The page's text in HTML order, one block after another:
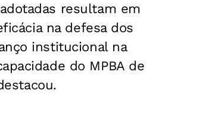
resultam em
na defesa dos
institucional na
do MPBA de